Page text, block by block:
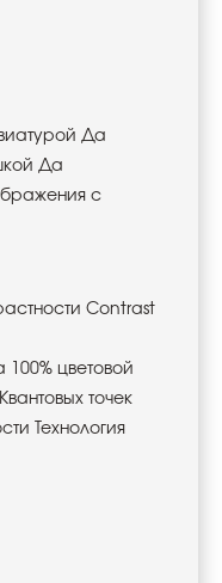
Да
Да
с
Contrast
100% цветовой
точек
Технология